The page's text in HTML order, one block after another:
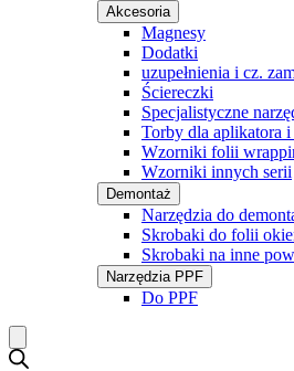
Akcesoria
Magnesy
Dodatki
uzupełnienia i cz.
Ściereczki
Specjalistyczne
Torby dla aplikatora i
Wzorniki folii
Wzorniki innych serii
Demontaż
Narzędzia do
Skrobaki do folii
Skrobaki na inne
Narzędzia PPF
Do PPF